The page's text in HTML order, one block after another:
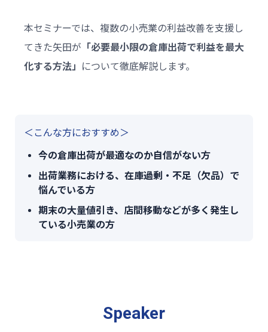
本セミナーでは、複数の小売業の利益改善を支援し
てきた矢田が 「必要最小限の倉庫出荷で利益を最大
化する方法」
について徹底解説します。
＜こんな方におすすめ＞
今の倉庫出荷が最適なのか自信がない方
出荷業務における、在庫過剰・不足（欠品）で
悩んでいる方
期末の大量値引き、店間移動などが多く発生し
ている小売業の方
Speaker